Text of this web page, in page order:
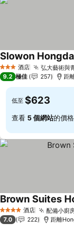
3 星級 酒店 弘大藝術與
Slowon
9.2 極佳 257 距
低至 $623
查看 5 個網站的價格
4 星級 酒店 配備小廚
Brown Suites
7.0 222 距離